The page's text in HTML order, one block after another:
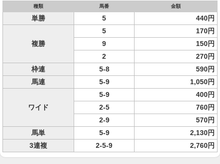
種類 馬番 金額
単勝 5 440円
複勝
5
170円
9
150円
2
270円
枠連
5-8
590円
馬連
5-9 1,050円
ワイド
5-9
400円
2-5
760円
2-9
570円
馬単
5-9
2,130円
3連複
2-5-9 2,760円